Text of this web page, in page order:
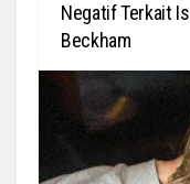
Negatif Terkait
Beckham